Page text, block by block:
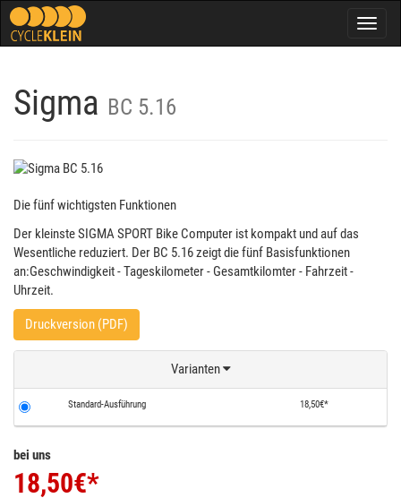
Sigma BC 5.16
Die fünf wichtigsten Funktionen
Der kleinste SIGMA SPORT Bike Computer ist kompakt und auf das
Wesentliche reduziert. Der BC 5.16 zeigt die fünf Basisfunktionen
an:Geschwindigkeit - Tageskilometer - Gesamtkilomter - Fahrzeit -
Uhrzeit.
Druckversion (PDF)
Varianten
Standard-Ausführung 18,50€*
bei uns
18,50€*